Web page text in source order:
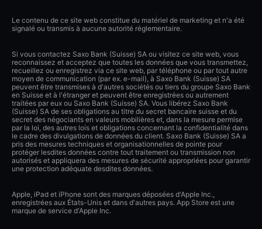
Le contenu de ce site web constitue du matériel de marketing et n'a été
signalé ou transmis à aucune autorité réglementaire.
Si vous contactez Saxo Bank (Suisse) SA ou visitez ce site web, vous
reconnaissez et acceptez que toutes les données que vous transmettez,
recueillez ou enregistrez via ce site web, par téléphone ou par tout autre
moyen de communication (par ex. e-mail), à Saxo Bank (Suisse) SA
peuvent être transmises à d'autres sociétés ou tiers du groupe Saxo Bank
en Suisse et à l'étranger et peuvent être enregistrées ou autrement
traitées par eux ou Saxo Bank (Suisse) SA. Vous libérez Saxo Bank
(Suisse) SA de ses obligations au titre du secret bancaire suisse et du
secret des négociants en valeurs mobilières et, dans la mesure permise
par la loi, des autres lois et obligations concernant la confidentialité dans
le cadre des divulgations de données du client. Saxo Bank (Suisse) SA a
pris des mesures techniques et organisationnelles de pointe pour
protéger lesdites données contre tout traitement ou transmission non
autorisés et appliquera des mesures de sécurité appropriées pour garantir
une protection adéquate desdites données.
Apple, iPad et iPhone sont des marques déposées d'Apple Inc.,
enregistrées aux États-Unis et dans d'autres pays. App Store est une
marque de service d'Apple Inc.